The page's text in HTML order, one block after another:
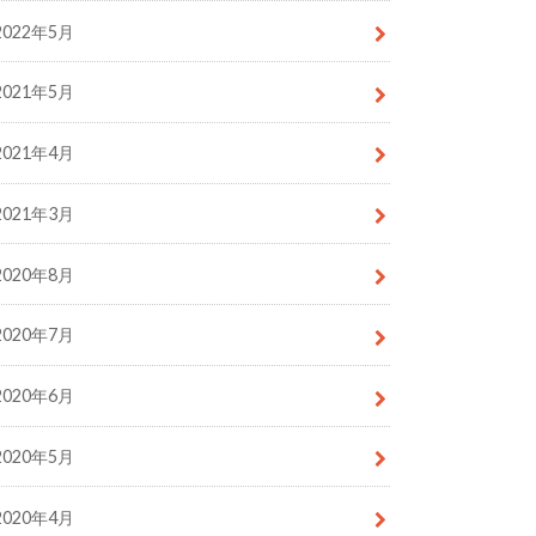
年5月
年5月
年4月
年3月
年8月
年7月
年6月
年5月
年4月